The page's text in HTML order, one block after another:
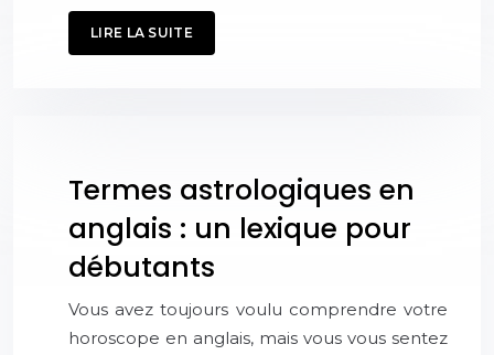
LIRE LA SUITE
Termes astrologiques en
anglais : un lexique pour
débutants
Vous avez toujours voulu comprendre votre
horoscope en anglais, mais vous vous sentez